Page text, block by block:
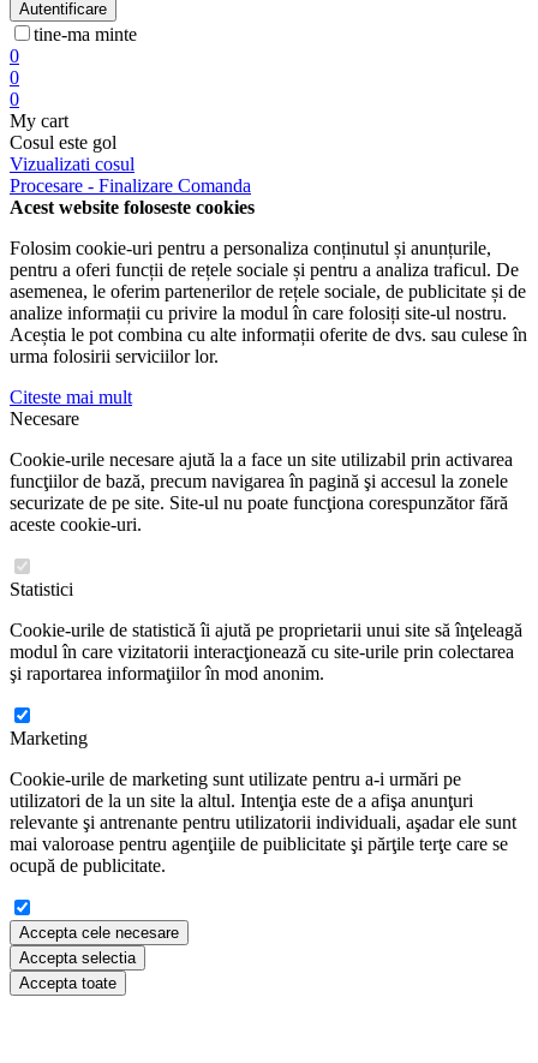
Autentificare
tine-ma minte
0
0
0
My cart
Cosul este gol
Vizualizati cosul
Procesare - Finalizare Comanda
Acest website foloseste cookies
Folosim cookie-uri pentru a personaliza conținutul și anunțurile,
pentru a oferi funcții de rețele sociale și pentru a analiza traficul. De
asemenea, le oferim partenerilor de rețele sociale, de publicitate și de
analize informații cu privire la modul în care folosiți site-ul nostru.
Aceștia le pot combina cu alte informații oferite de dvs. sau culese în
urma folosirii serviciilor lor.
Citeste mai mult
Necesare
Cookie-urile necesare ajută la a face un site utilizabil prin activarea
funcţiilor de bază, precum navigarea în pagină şi accesul la zonele
securizate de pe site. Site-ul nu poate funcţiona corespunzător fără
aceste cookie-uri.
Statistici
Cookie-urile de statistică îi ajută pe proprietarii unui site să înţeleagă
modul în care vizitatorii interacţionează cu site-urile prin colectarea
şi raportarea informaţiilor în mod anonim.
Marketing
Cookie-urile de marketing sunt utilizate pentru a-i urmări pe
utilizatori de la un site la altul. Intenţia este de a afişa anunţuri
relevante şi antrenante pentru utilizatorii individuali, aşadar ele sunt
mai valoroase pentru agenţiile de puiblicitate şi părţile terţe care se
ocupă de publicitate.
Accepta cele necesare
Accepta selectia
Accepta toate